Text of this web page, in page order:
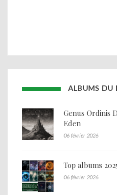
ALBUMS DU
Genus Ordinis
Eden
06 février 2026
Top albums
06 février 2026